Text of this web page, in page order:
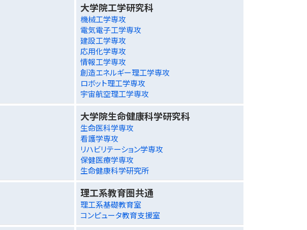
大学院工学研究科
機械工学専攻
電気電子工学専攻
建設工学専攻
応用化学専攻
情報工学専攻
創造エネルギー理工学専攻
ロボット理工学専攻
宇宙航空理工学専攻
大学院生命健康科学研究科
生命医科学専攻
看護学専攻
リハビリテーション学専攻
保健医療学専攻
生命健康科学研究所
理工系教育圏共通
理工系基礎教育室
コンピュータ教育支援室